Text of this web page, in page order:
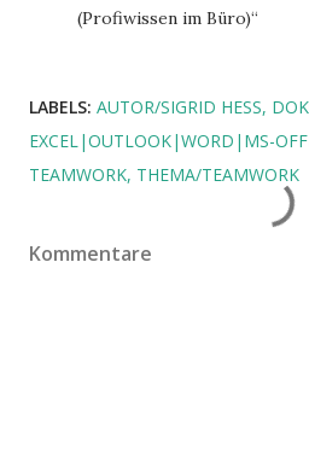
(Profiwissen im Büro)“
LABELS: AUTOR/SIGRID HESS
EXCEL|OUTLOOK|WORD|MS-
TEAMWORK THEMA/TEAMWORK
Kommentare